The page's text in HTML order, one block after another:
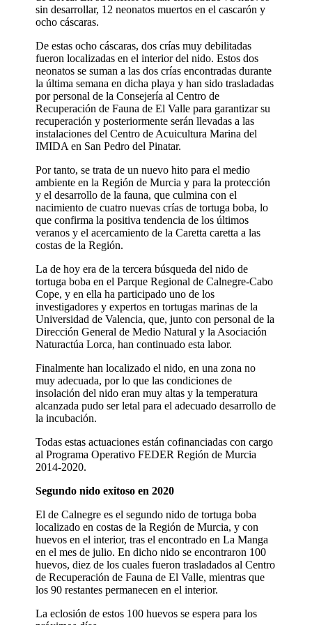
sin desarrollar, 12 neonatos muertos en el cascarón y
ocho cáscaras.
De estas ocho cáscaras, dos crías muy debilitadas
fueron localizadas en el interior del nido. Estos dos
neonatos se suman a las dos crías encontradas durante
la última semana en dicha playa y han sido trasladadas
por personal de la Consejería al Centro de
Recuperación de Fauna de El Valle para garantizar su
recuperación y posteriormente serán llevadas a las
instalaciones del Centro de Acuicultura Marina del
IMIDA en San Pedro del Pinatar.
Por tanto, se trata de un nuevo hito para el medio
ambiente en la Región de Murcia y para la protección
y el desarrollo de la fauna, que culmina con el
nacimiento de cuatro nuevas crías de tortuga boba, lo
que confirma la positiva tendencia de los últimos
veranos y el acercamiento de la Caretta caretta a las
costas de la Región.
La de hoy era de la tercera búsqueda del nido de
tortuga boba en el Parque Regional de Calnegre-Cabo
Cope, y en ella ha participado uno de los
investigadores y expertos en tortugas marinas de la
Universidad de Valencia, que, junto con personal de la
Dirección General de Medio Natural y la Asociación
Naturactúa Lorca, han continuado esta labor.
Finalmente han localizado el nido, en una zona no
muy adecuada, por lo que las condiciones de
insolación del nido eran muy altas y la temperatura
alcanzada pudo ser letal para el adecuado desarrollo de
la incubación.
Todas estas actuaciones están cofinanciadas con cargo
al Programa Operativo FEDER Región de Murcia
2014-2020.
Segundo nido exitoso en 2020
El de Calnegre es el segundo nido de tortuga boba
localizado en costas de la Región de Murcia, y con
huevos en el interior, tras el encontrado en La Manga
en el mes de julio. En dicho nido se encontraron 100
huevos, diez de los cuales fueron trasladados al Centro
de Recuperación de Fauna de El Valle, mientras que
los 90 restantes permanecen en el interior.
La eclosión de estos 100 huevos se espera para los